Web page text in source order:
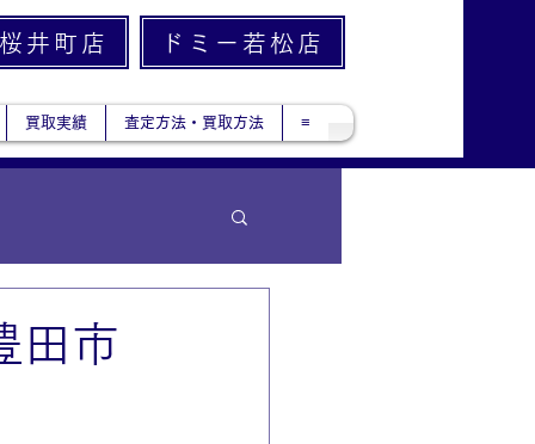
井町店 ドミー若松店
買取実績 査定方法・買取方法 ≡
田市